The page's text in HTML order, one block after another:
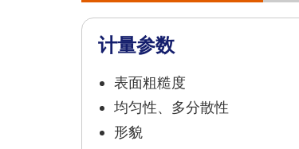
计量参数
表面粗糙度
均匀性、多分散性
形貌